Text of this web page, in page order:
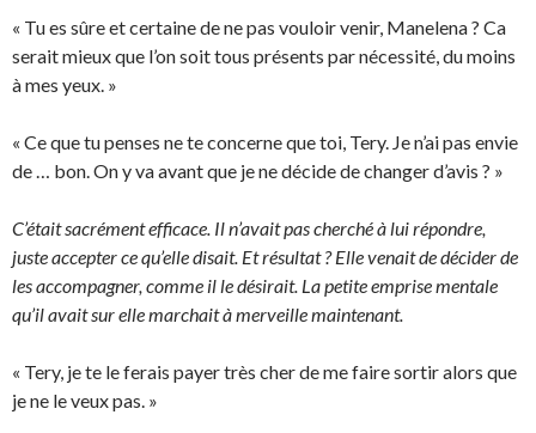
« Tu es sûre et certaine de ne pas vouloir venir, Manelena ? Ca
serait mieux que l’on soit tous présents par nécessité, du moins
à mes yeux. »
« Ce que tu penses ne te concerne que toi, Tery. Je n’ai pas envie
de … bon. On y va avant que je ne décide de changer d’avis ? »
C’était sacrément efficace. Il n’avait pas cherché à lui répondre,
juste accepter ce qu’elle disait. Et résultat ? Elle venait de décider de
les accompagner, comme il le désirait. La petite emprise mentale
qu’il avait sur elle marchait à merveille maintenant.
« Tery, je te le ferais payer très cher de me faire sortir alors que
je ne le veux pas. »